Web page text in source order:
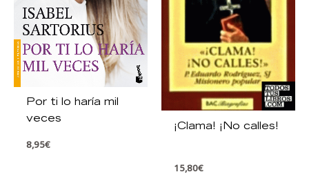
Por ti lo haría mil
veces
8,95€
¡Clama! ¡No calles!
15,80€